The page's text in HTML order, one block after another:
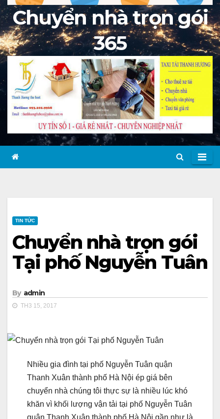
Chuyển nhà trọn gói
365
TIN TỨC
Chuyển nhà trọn gói
Tại phố Nguyễn Tuân
By admin
TH3 15, 2017
Nhiều gia đình tại phố Nguyễn Tuân quận
Thanh Xuân thành phố Hà Nội ép giá bên
chuyển nhà chúng tôi thực sự là nhiều lúc khó
khăn vì khối lượng vận tải tại phố Nguyễn Tuân
quận Thanh Xuân thành phố Hà Nội gần như là